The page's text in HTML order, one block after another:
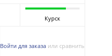
Курск
Войти для заказа или сравнить